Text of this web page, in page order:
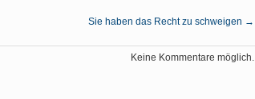
Sie haben das Recht zu schweigen →
Keine Kommentare möglich.